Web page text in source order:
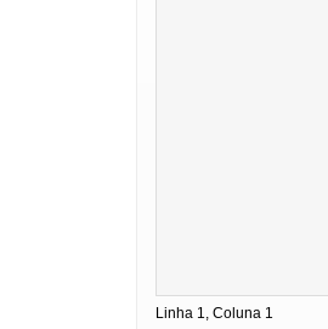
Linha 1, Coluna 1